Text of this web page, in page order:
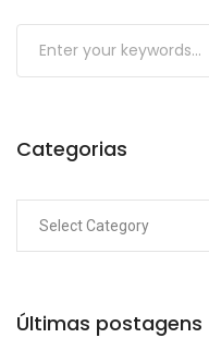
Submit
Categorias
Últimas postagens